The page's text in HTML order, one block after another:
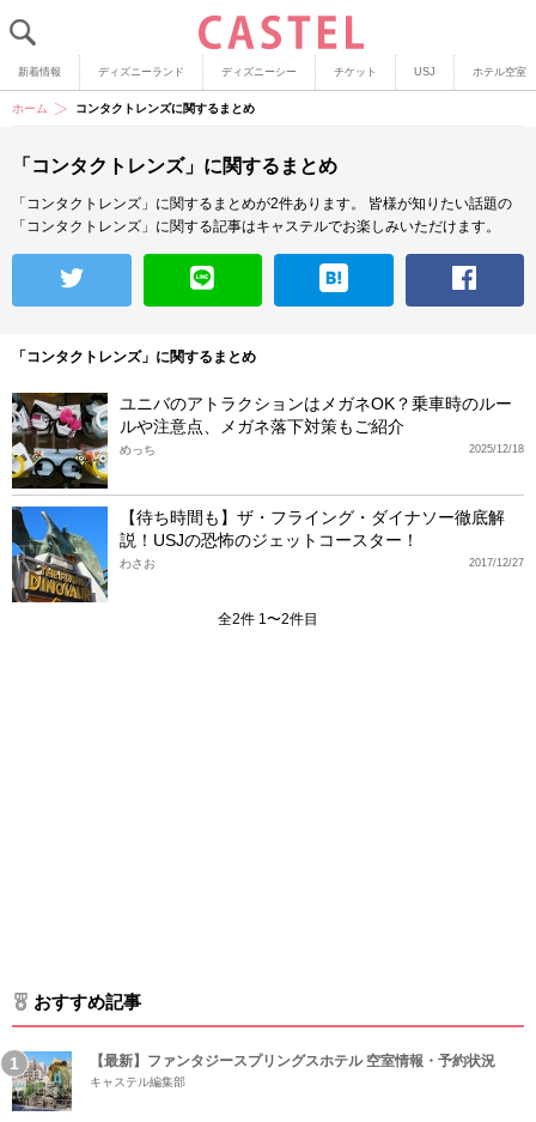
新着情報 ディズニーランド ディズニーシー チケット USJ ホテル空室
ホーム コンタクトレンズに関するまとめ
「コンタクトレンズ」に関するまとめ
「コンタクトレンズ」に関するまとめが2件あります。
皆様が知りたい話題の
「コンタクトレンズ」に関する記事はキャステルでお楽しみいただけます。
「コンタクトレンズ」に関するまとめ
ユニバのアトラクションはメガネOK？乗車時のルー
ルや注意点、メガネ落下対策もご紹介
2025/12/18
めっち
【待ち時間も】ザ・フライング・ダイナソー徹底解
説！USJの恐怖のジェットコースター！
2017/12/27
わさお
全2件 1〜2件目
おすすめ記事
【最新】ファンタジースプリングスホテル 空室情報・予約状況
キャステル編集部